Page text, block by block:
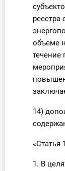
реестра
объеме
течение
14)
«Статья
1. В